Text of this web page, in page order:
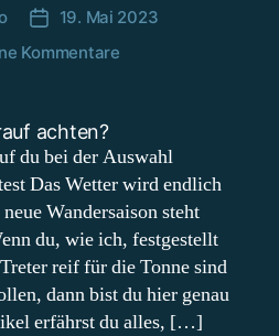
Beitragsdatum
19. Mai 2023
Kommentarezu
unbedingt
solltest
du bei der Auswahl
Das Wetter wird endlich
Wandersaison steht
du, wie ich, festgestellt
reif für die Tonne sind
dann bist du hier genau
erfährst du alles, […]